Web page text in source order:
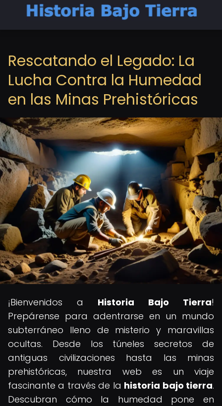
Rescatando el Legado: La
Lucha Contra la Humedad
en las Minas Prehistóricas
¡Bienvenidos a Historia Bajo Tierra!
Prepárense para adentrarse en un mundo
subterráneo lleno de misterio y maravillas
ocultas. Desde los túneles secretos de
antiguas civilizaciones hasta las minas
prehistóricas, nuestra web es un viaje
fascinante a través de la historia bajo tierra.
Descubran cómo la humedad pone en